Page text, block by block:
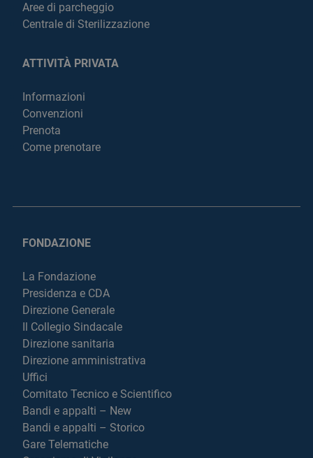
Aree di parcheggio
Centrale di Sterilizzazione
ATTIVITÀ PRIVATA
Informazioni
Convenzioni
Prenota
Come prenotare
FONDAZIONE
La Fondazione
Presidenza e CDA
Direzione Generale
Il Collegio Sindacale
Direzione sanitaria
Direzione amministrativa
Uffici
Comitato Tecnico e Scientifico
Bandi e appalti – New
Bandi e appalti – Storico
Gare Telematiche